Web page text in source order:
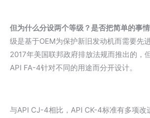
但为什么分设两个等级？是否把简单的事
级是基于OEM为保护新旧发动机而需要先
2017年美国联邦政府排放法规而推出的，
API FA-4针对不同的用途而分开设计。
与API CJ-4相比，API CK-4标准有多项改